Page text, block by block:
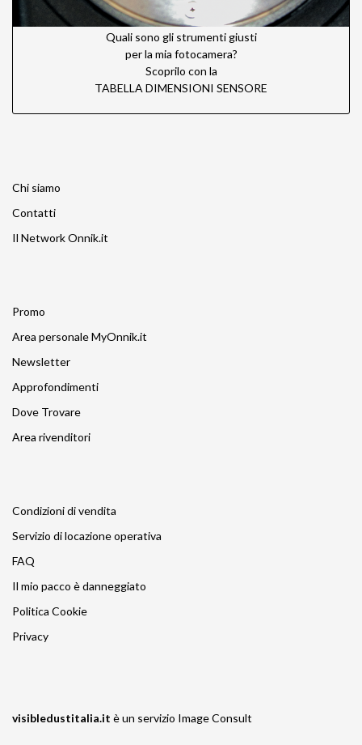
Quali sono gli strumenti giusti
per la mia fotocamera?
Scoprilo con la
TABELLA DIMENSIONI SENSORE
Chi siamo
Contatti
Il Network Onnik.it
Promo
Area personale MyOnnik.it
Newsletter
Approfondimenti
Dove Trovare
Area rivenditori
Condizioni di vendita
Servizio di locazione operativa
FAQ
Il mio pacco è danneggiato
Politica Cookie
Privacy
visibledustitalia.it è un servizio Image Consult